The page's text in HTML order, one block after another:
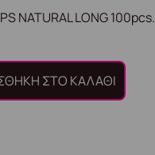
NATURAL LONG 100pcs.
ΣΤΟ ΚΑΛΆΘΙ